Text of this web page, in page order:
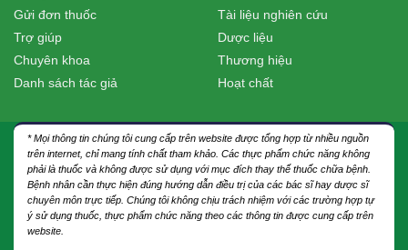
Gửi đơn thuốc
Trợ giúp
Chuyên khoa
Danh sách tác giả
Tài liệu nghiên cứu
Dược liệu
Thương hiệu
Hoạt chất
* Mọi thông tin chúng tôi cung cấp trên website được tổng hợp từ nhiều nguồn
trên internet, chỉ mang tính chất tham khảo. Các thực phẩm chức năng không
phải là thuốc và không được sử dụng với mục đích thay thế thuốc chữa bệnh.
Bệnh nhân cần thực hiện đúng hướng dẫn điều trị của các bác sĩ hay dược sĩ
chuyên môn trực tiếp. Chúng tôi không chịu trách nhiệm với các trường hợp tự
ý sử dụng thuốc, thực phẩm chức năng theo các thông tin được cung cấp trên
website.